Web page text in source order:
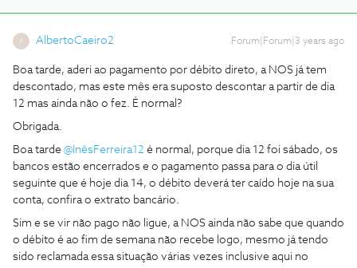
A AlbertoCaeiro2 Forum|Forum|3 years ago
Boa tarde, aderi ao pagamento por débito direto, a NOS já tem
descontado, mas este mês era suposto descontar a partir de dia
12 mas ainda não o fez. É normal?
Obrigada.
Boa tarde @InêsFerreira12 é normal, porque dia 12 foi sábado, os
bancos estão encerrados e o pagamento passa para o dia útil
seguinte que é hoje dia 14, o débito deverá ter caído hoje na sua
conta, confira o extrato bancário.
Sim e se vir não pago não ligue, a NOS ainda não sabe que quando
o débito é ao fim de semana não recebe logo, mesmo já tendo
sido reclamada essa situação várias vezes inclusive aqui no